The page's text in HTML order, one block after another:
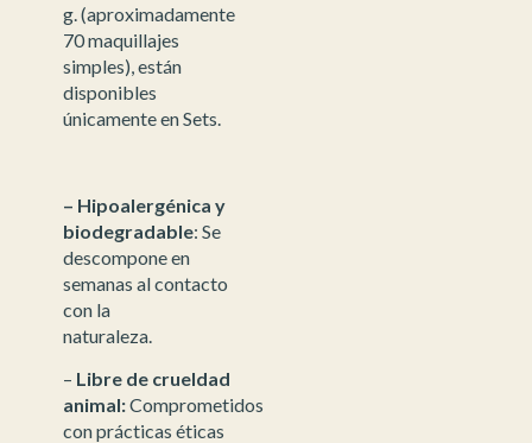
g. (aproximadamente
70 maquillajes
simples), están
disponibles
únicamente en Sets.
– Hipoalergénica y
biodegradable: Se
descompone en
semanas al contacto
con la
naturaleza.
– Libre de crueldad
animal:Comprometidos
con prácticas éticas